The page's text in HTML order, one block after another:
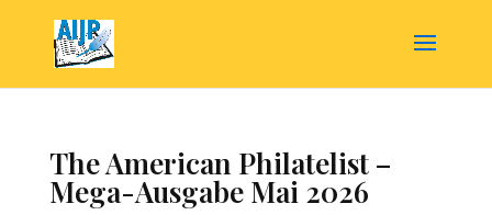
The American Philatelist –
Mega-Ausgabe Mai 2026